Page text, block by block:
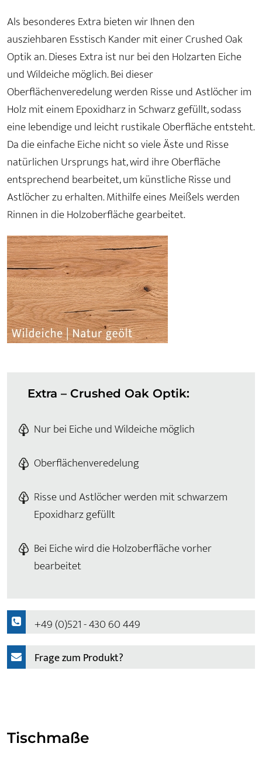
Als besonderes Extra bieten wir Ihnen den
ausziehbaren Esstisch Kander mit einer Crushed Oak
Optik an. Dieses Extra ist nur bei den Holzarten Eiche
und Wildeiche möglich. Bei dieser
Oberflächenveredelung werden Risse und Astlöcher im
Holz mit einem Epoxidharz in Schwarz gefüllt, sodass
eine lebendige und leicht rustikale Oberfläche entsteht.
Da die einfache Eiche nicht so viele Äste und Risse
natürlichen Ursprungs hat, wird ihre Oberfläche
entsprechend bearbeitet, um künstliche Risse und
Astlöcher zu erhalten. Mithilfe eines Meißels werden
Rinnen in die Holzoberfläche gearbeitet.
Extra – Crushed Oak Optik:
Nur bei Eiche und Wildeiche möglich
Oberflächenveredelung
Risse und Astlöcher werden mit schwarzem
Epoxidharz gefüllt
Bei Eiche wird die Holzoberfläche vorher
bearbeitet
+49 (0)521 - 430 60 449
Frage zum Produkt?
Tischmaße